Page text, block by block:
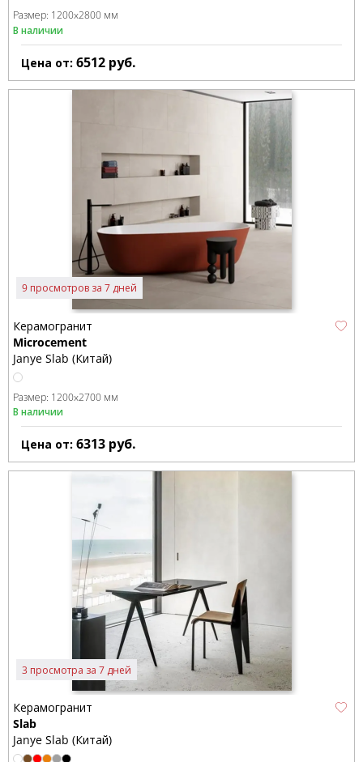
Размер: 1200x2800 мм
В наличии
Цена от: 6512 руб.
9 просмотров за 7 дней
Керамогранит
Microcement
Janye Slab (Китай)
Размер: 1200x2700 мм
В наличии
Цена от: 6313 руб.
3 просмотра за 7 дней
Керамогранит
Slab
Janye Slab (Китай)